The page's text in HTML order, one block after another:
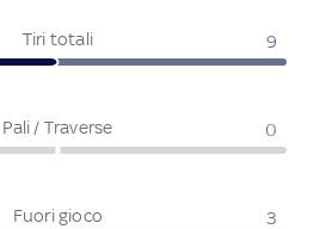
Tiri totali 9
Pali / Traverse 0
Fuori gioco 3